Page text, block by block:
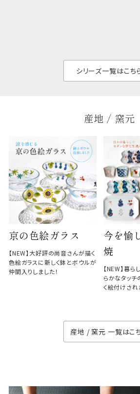
シリーズ一覧はこち
産地 / 窯元
京の色絵ガラス
【NEW】大好評の尚音さんが描く
色絵ガラスに新しく鉢とボウルが
仲間入りしました！
今を愉
焼
【NEW】暮
らかなタッチ
く絵付けさ
産地 / 窯元 一覧はこ